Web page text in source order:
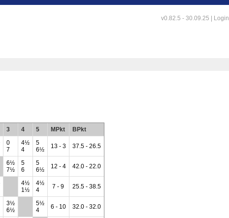
v0.82.5 - 30.09.25 | Login
3 4 5 MPkt BPkt
0
7
4½
4
5
6½
13 - 3 37.5 - 26.5
6½
7½
5
6
5
6½
12 - 4 42.0 - 22.0
4½
1½
4½
4
7 - 9 25.5 - 38.5
3½
6½
5½
4
6 - 10 32.0 - 32.0